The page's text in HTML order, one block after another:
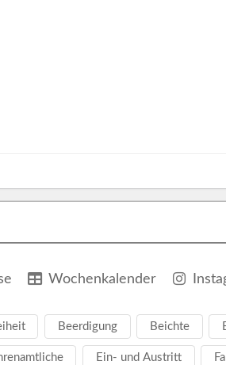
Wochenkalender
Beerdigung Beichte
Ein- und Austritt